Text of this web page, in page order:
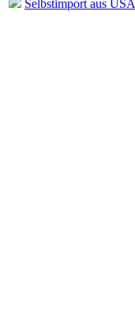
Selbstimport aus USA